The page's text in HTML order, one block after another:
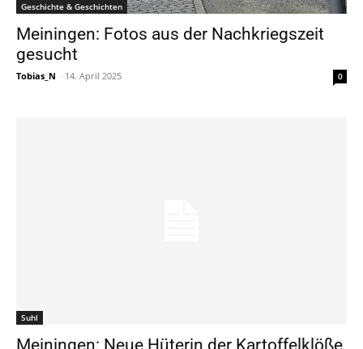
Geschichte & Geschichten
Meiningen: Fotos aus der Nachkriegszeit
gesucht
Tobias_N - 14. April 2025 0
Suhl
Meiningen: Neue Hüterin der Kartoffelklöße